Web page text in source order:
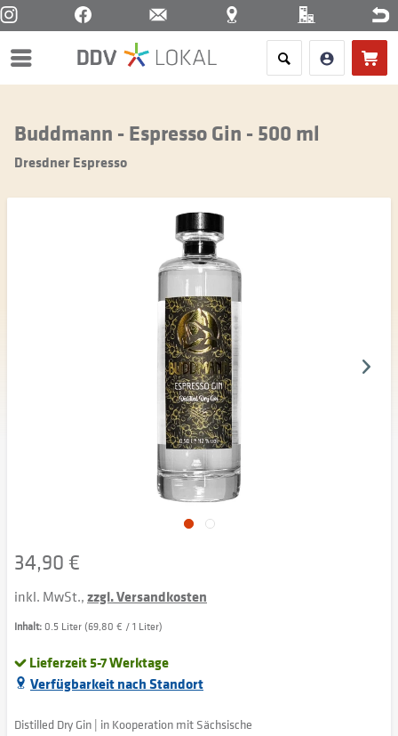
Menü
Buddmann - Espresso Gin - 500 ml
Dresdner Espresso
34,90 €
inkl. MwSt.,zzgl. Versandkosten
Inhalt: 0.5 Liter (69,80 € / 1 Liter)
Lieferzeit 5-7 Werktage
Verfügbarkeit nach Standort
Distilled Dry Gin | in Kooperation mit Sächsische